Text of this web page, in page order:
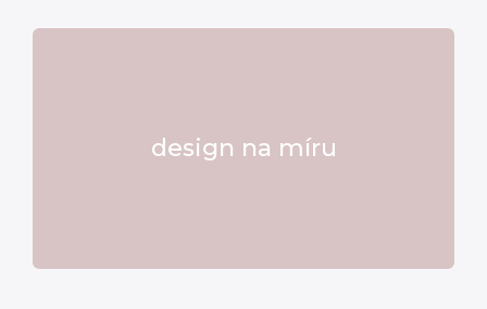
design na míru